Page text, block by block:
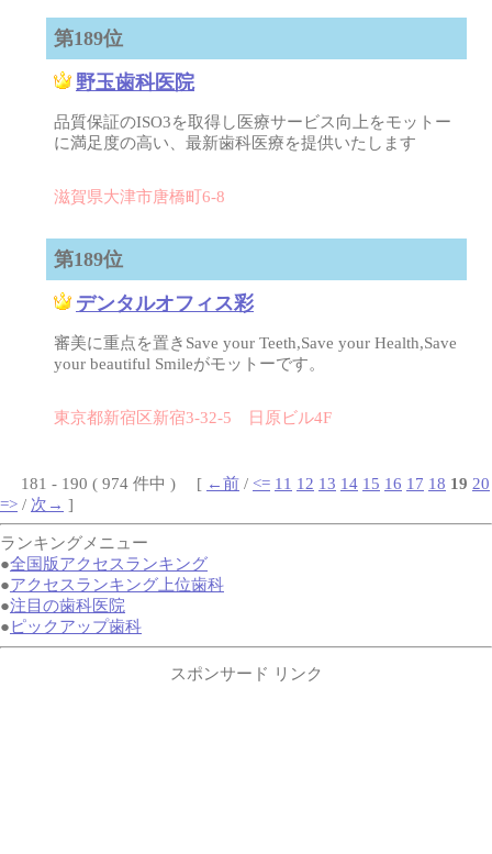
第189位
野玉歯科医院
品質保証のISO3を取得し医療サービス向上をモットー
に満足度の高い、最新歯科医療を提供いたします
滋賀県大津市唐橋町6-8
第189位
デンタルオフィス彩
審美に重点を置きSave your Teeth,Save your Health,Save
your beautiful Smileがモットーです。
東京都新宿区新宿3-32-5 日原ビル4F
181 - 190 ( 974 件中 ) [ ←前 / <= 11 12 13 14 15 16 17 18 19 20
=> / 次→ ]
ランキングメニュー
●全国版アクセスランキング
●アクセスランキング上位歯科
●注目の歯科医院
●ピックアップ歯科
スポンサード リンク